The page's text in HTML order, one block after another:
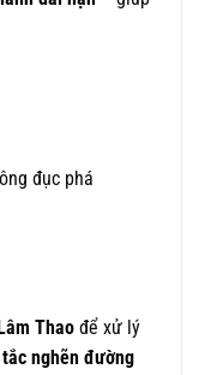
đục phá
Thao để xử lý
nghẽn đường